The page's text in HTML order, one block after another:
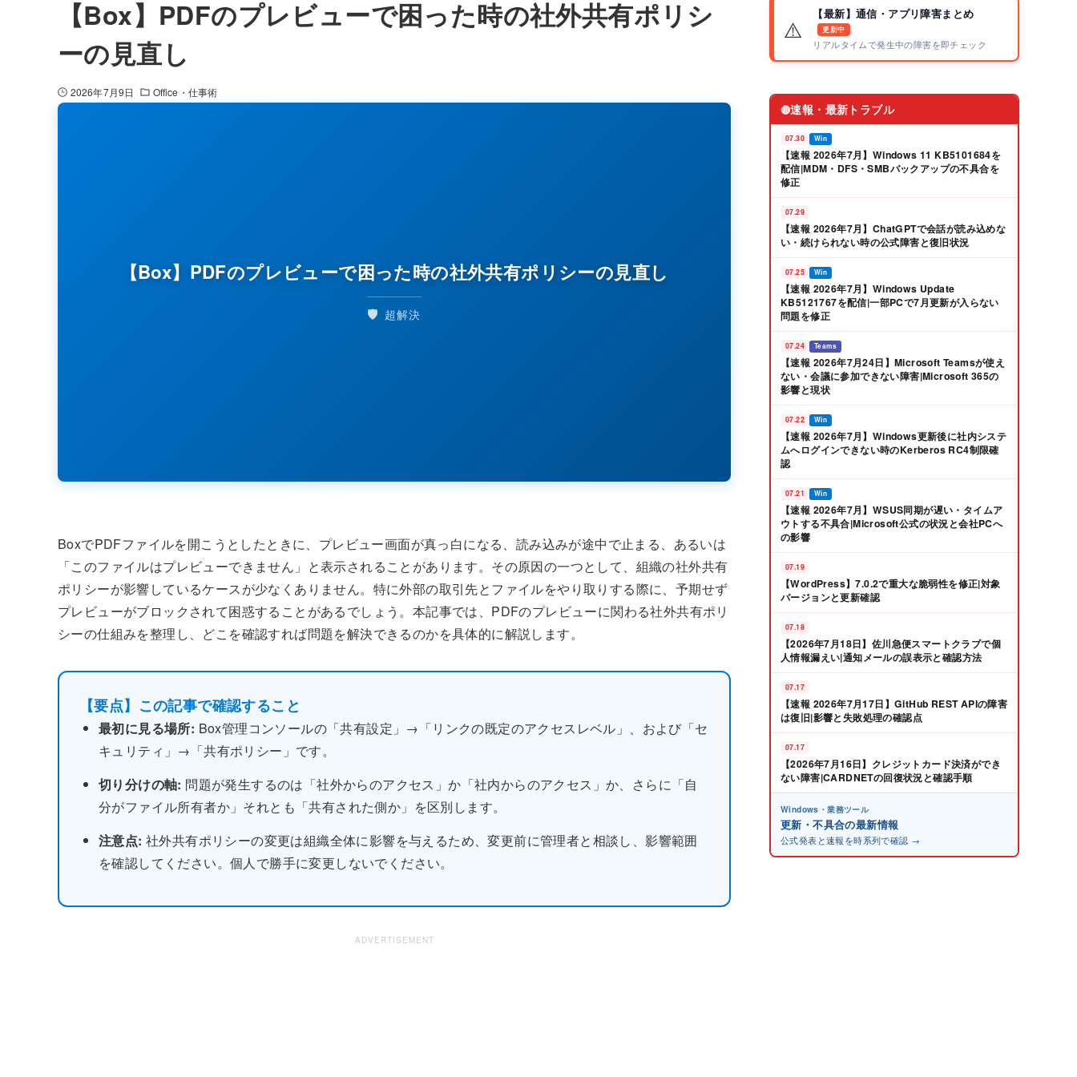
【Box】PDFのプレビューで困った時の社外共有ポリシ
ーの見直し
2026年7月9日 Office・仕事術
【Box】PDFのプレビューで困った時の社外共有ポリシーの見直し
🛡️ 超解決
BoxでPDFファイルを開こうとしたときに、プレビュー画面が真っ白になる、読み込みが途中で止まる、あるいは
「このファイルはプレビューできません」と表示されることがあります。その原因の一つとして、組織の社外共有
ポリシーが影響しているケースが少なくありません。特に外部の取引先とファイルをやり取りする際に、予期せず
プレビューがブロックされて困惑することがあるでしょう。本記事では、PDFのプレビューに関わる社外共有ポリ
シーの仕組みを整理し、どこを確認すれば問題を解決できるのかを具体的に解説します。
【要点】この記事で確認すること
最初に見る場所: Box管理コンソールの「共有設定」→「リンクの既定のアクセスレベル」、および「セ
キュリティ」→「共有ポリシー」です。
切り分けの軸: 問題が発生するのは「社外からのアクセス」か「社内からのアクセス」か、さらに「自
分がファイル所有者か」それとも「共有された側か」を区別します。
注意点: 社外共有ポリシーの変更は組織全体に影響を与えるため、変更前に管理者と相談し、影響範囲
を確認してください。個人で勝手に変更しないでください。
ADVERTISEMENT
⚠️ 【最新】通信・アプリ障害まとめ
更新中
リアルタイムで発生中の障害を即チェック
🔴速報・最新トラブル
07.30 Win
【速報 2026年7月】Windows 11 KB5101684を
配信|MDM・DFS・SMBバックアップの不具合を
修正
07.29
【速報 2026年7月】ChatGPTで会話が読み込めな
い・続けられない時の公式障害と復旧状況
07.25 Win
【速報 2026年7月】Windows Update
KB5121767を配信|一部PCで7月更新が入らない
問題を修正
07.24 Teams
【速報 2026年7月24日】Microsoft Teamsが使え
ない・会議に参加できない障害|Microsoft 365の
影響と現状
07.22 Win
【速報 2026年7月】Windows更新後に社内システ
ムへログインできない時のKerberos RC4制限確
認
07.21 Win
【速報 2026年7月】WSUS同期が遅い・タイムア
ウトする不具合|Microsoft公式の状況と会社PCへ
の影響
07.19
【WordPress】7.0.2で重大な脆弱性を修正|対象
バージョンと更新確認
07.18
【2026年7月18日】佐川急便スマートクラブで個
人情報漏えい|通知メールの誤表示と確認方法
07.17
【速報 2026年7月17日】GitHub REST APIの障害
は復旧|影響と失敗処理の確認点
07.17
【2026年7月16日】クレジットカード決済ができ
ない障害|CARDNETの回復状況と確認手順
Windows・業務ツール
更新・不具合の最新情報
公式発表と速報を時系列で確認 →